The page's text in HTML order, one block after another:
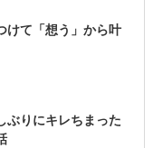
けて「想う」から叶
ぶりにキレちまった